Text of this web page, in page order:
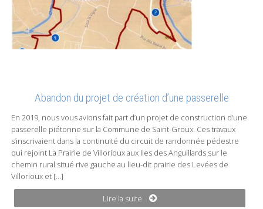
Abandon du projet de création d’une passerelle
En 2019, nous vous avions fait part d’un projet de construction d’une
passerelle piétonne sur la Commune de Saint-Groux. Ces travaux
s’inscrivaient dans la continuité du circuit de randonnée pédestre
qui rejoint La Prairie de Villorioux aux Iles des Anguillards sur le
chemin rural situé rive gauche au lieu-dit prairie des Levées de
Villorioux et […]
Lire la suite